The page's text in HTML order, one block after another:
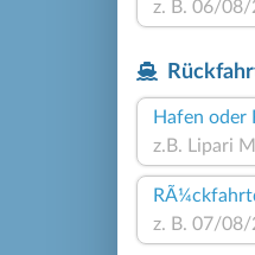
Hafen oder